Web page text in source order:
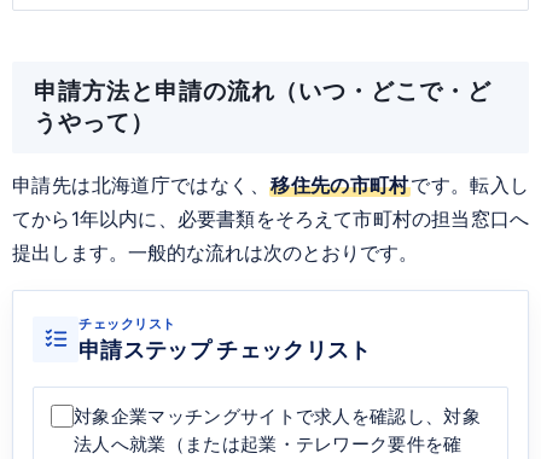
申請方法と申請の流れ（いつ・どこで・ど
うやって）
申請先は北海道庁ではなく、 移住先の市町村です。転入し
てから1年以内に、必要書類をそろえて市町村の担当窓口へ
提出します。一般的な流れは次のとおりです。
チェックリスト
申請ステップ チェックリスト
対象企業マッチングサイトで求人を確認し、対象
法人へ就業（または起業・テレワーク要件を確